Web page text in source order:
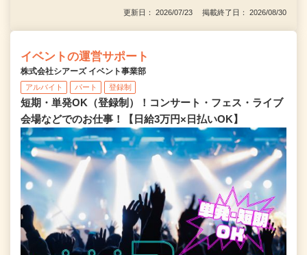
更新日： 2026/07/23 掲載終了日： 2026/08/30
イベントの運営サポート
株式会社シアーズ イベント事業部
アルバイト パート 登録制
短期・単発OK（登録制）！コンサート・フェス・ライブ
会場などでのお仕事！【日給3万円×日払いOK】